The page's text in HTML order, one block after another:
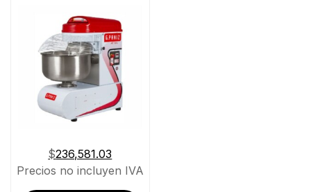
$236,581.03
Precios no incluyen IVA